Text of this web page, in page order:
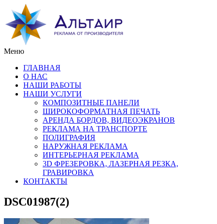
Меню
ГЛАВНАЯ
О НАС
НАШИ РАБОТЫ
НАШИ УСЛУГИ
КОМПОЗИТНЫЕ ПАНЕЛИ
ШИРОКОФОРМАТНАЯ ПЕЧАТЬ
АРЕНДА БОРДОВ, ВИДЕОЭКРАНОВ
РЕКЛАМА НА ТРАНСПОРТЕ
ПОЛИГРАФИЯ
НАРУЖНАЯ РЕКЛАМА
ИНТЕРЬЕРНАЯ РЕКЛАМА
3D ФРЕЗЕРОВКА, ЛАЗЕРНАЯ РЕЗКА,
ГРАВИРОВКА
КОНТАКТЫ
DSC01987(2)